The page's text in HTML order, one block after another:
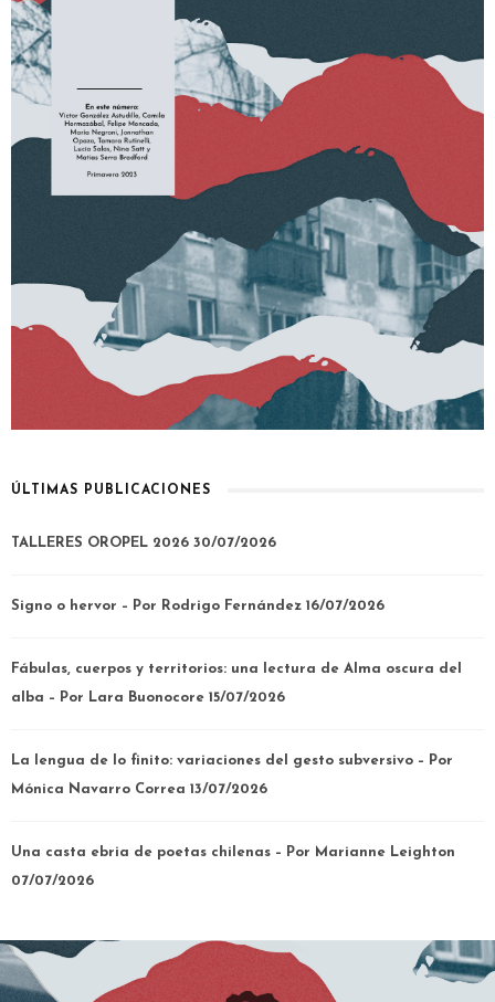
ÚLTIMAS PUBLICACIONES
TALLERES OROPEL 2026 30/07/2026
Signo o hervor – Por Rodrigo Fernández 16/07/2026
Fábulas, cuerpos y territorios: una lectura de Alma oscura del
alba – Por Lara Buonocore 15/07/2026
La lengua de lo finito: variaciones del gesto subversivo – Por
Mónica Navarro Correa 13/07/2026
Una casta ebria de poetas chilenas – Por Marianne Leighton
07/07/2026